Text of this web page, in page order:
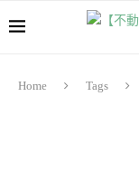
Home Tags